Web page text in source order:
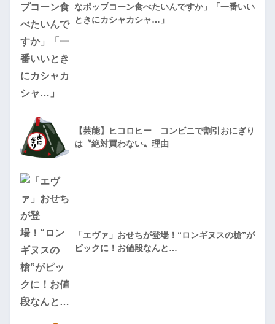
なポップコーン食べたいんですか」「一番いい
ときにカシャカシャ…」
【芸能】ヒコロヒー コンビニで割引おにぎり
は〝絶対買わない〟理由
「エヴァ」おせちが登場！“ロンギヌスの槍”が
ピックに！お値段なんと…